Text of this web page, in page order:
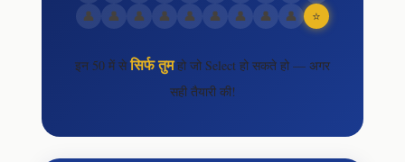
👤
👤 👤 👤 👤 👤 👤 👤 👤 ⭐
इन 50 में सेसिर्फ तुमहो जो Select हो सकते हो — अगर
सही तैयारी की!